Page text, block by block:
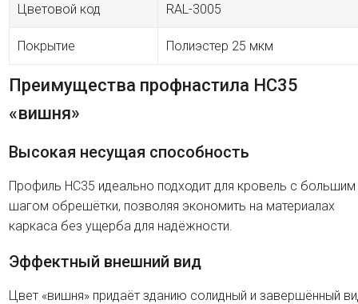
Цветовой код RAL-3005
Покрытие Полиэстер 25 мкм
Преимущества профнастила HC35
«вишня»
Высокая несущая способность
Профиль HC35 идеально подходит для кровель с большим
шагом обрешётки, позволяя экономить на материалах
каркаса без ущерба для надёжности.
Эффектный внешний вид
Цвет «вишня» придаёт зданию солидный и завершённый